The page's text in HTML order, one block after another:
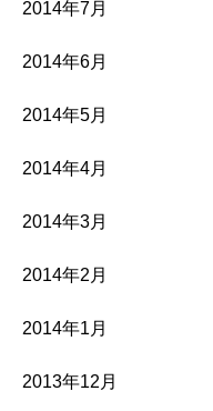
2014年7月
2014年6月
2014年5月
2014年4月
2014年3月
2014年2月
2014年1月
2013年12月